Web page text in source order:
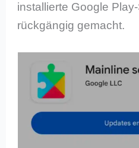
installierte Google
rückgängig gemacht.